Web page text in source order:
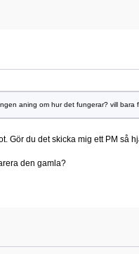
aning om hur det fungerar? vill bara
Gör du det skicka mig ett PM så
den gamla?